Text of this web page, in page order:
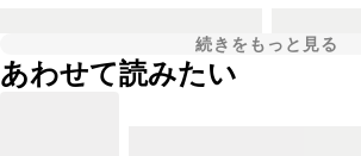
続きをもっと見る
あわせて読みたい